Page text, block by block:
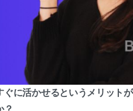
に活かせるというメリット